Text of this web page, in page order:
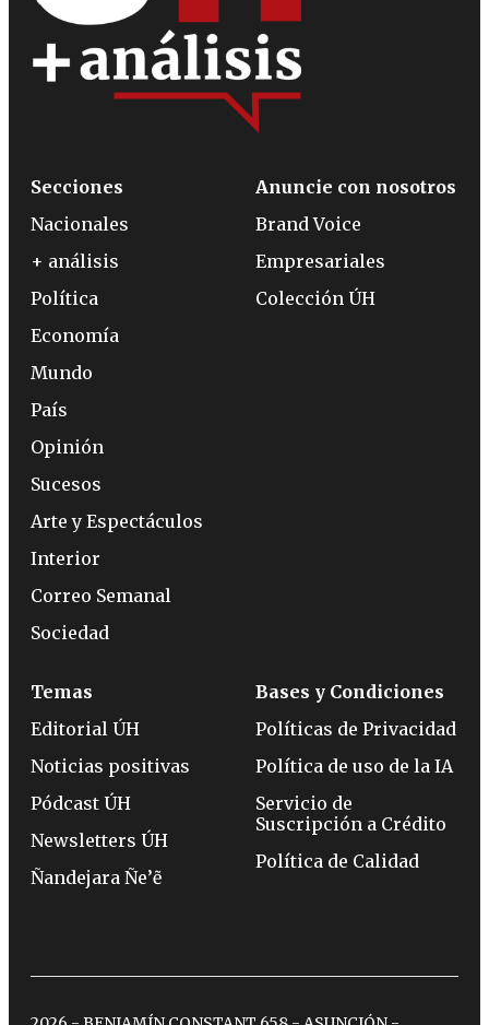
Secciones
Nacionales
+ análisis
Política
Economía
Mundo
País
Opinión
Sucesos
Arte y Espectáculos
Interior
Correo Semanal
Sociedad
Anuncie con nosotros
Brand Voice
Empresariales
Colección ÚH
Temas
Editorial ÚH
Noticias positivas
Pódcast ÚH
Newsletters ÚH
Ñandejara Ñe’ẽ
Bases y Condiciones
Políticas de Privacidad
Política de uso de la IA
Servicio de
Suscripción a Crédito
Política de Calidad